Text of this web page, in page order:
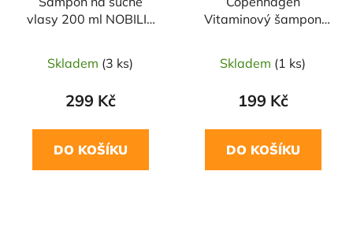
vlasy 200 ml NOBILIS
Skladem (3 ks)
299 Kč
DO KOŠÍKU
Vitaminový šampon
SIBERICA
Skladem (1 ks)
199 Kč
DO KOŠÍKU